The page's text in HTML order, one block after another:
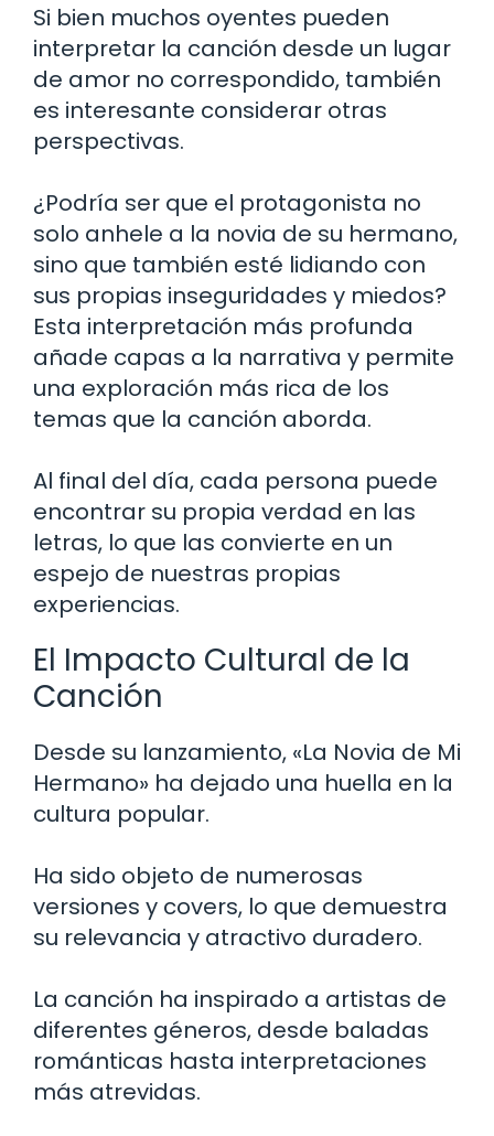
Si bien muchos oyentes pueden
interpretar la canción desde un lugar
de amor no correspondido, también
es interesante considerar otras
perspectivas.
¿Podría ser que el protagonista no
solo anhele a la novia de su hermano,
sino que también esté lidiando con
sus propias inseguridades y miedos?
Esta interpretación más profunda
añade capas a la narrativa y permite
una exploración más rica de los
temas que la canción aborda.
Al final del día, cada persona puede
encontrar su propia verdad en las
letras, lo que las convierte en un
espejo de nuestras propias
experiencias.
El Impacto Cultural de la
Canción
Desde su lanzamiento, «La Novia de Mi
Hermano» ha dejado una huella en la
cultura popular.
Ha sido objeto de numerosas
versiones y covers, lo que demuestra
su relevancia y atractivo duradero.
La canción ha inspirado a artistas de
diferentes géneros, desde baladas
románticas hasta interpretaciones
más atrevidas.